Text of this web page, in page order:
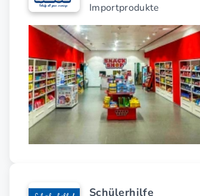
Importprodukte
Schülerhilfe